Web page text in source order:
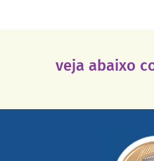
veja abaixo